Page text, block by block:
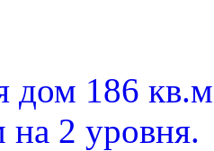
дом 186
2 уровня.